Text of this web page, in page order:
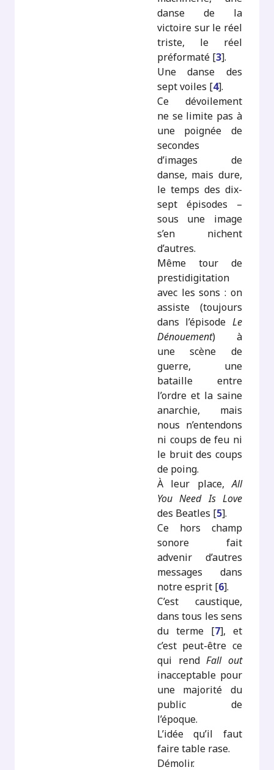
danse de la
victoire sur le réel
triste, le réel
préformaté [3].
Une danse des
sept voiles [4].
Ce dévoilement
ne se limite pas à
une poignée de
secondes
d’images de
danse, mais dure,
le temps des dix-
sept épisodes –
sous une image
s’en nichent
d’autres.
Même tour de
prestidigitation
avec les sons : on
assiste (toujours
dans l’épisode Le
Dénouement) à
une scène de
guerre, une
bataille entre
l’ordre et la saine
anarchie, mais
nous n’entendons
ni coups de feu ni
le bruit des coups
de poing.
À leur place,All
You Need Is Love
des Beatles [5].
Ce hors champ
sonore fait
advenir d’autres
messages dans
notre esprit [6].
C’est caustique,
dans tous les sens
du terme [7], et
c’est peut-être ce
qui rendFall out
inacceptable pour
une majorité du
public de
l’époque.
L’idée qu’il faut
faire table rase.
Démolir.